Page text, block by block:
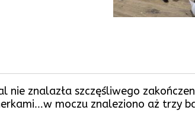
nie znalazła szczęśliwego
moczu znaleziono aż trzy